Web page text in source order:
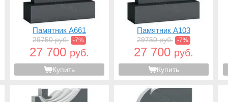
Памятник A661
29750 руб. -7%
27 700 руб.
Купить
Памятник A103
29750 руб. -7%
27 700 руб.
Купить